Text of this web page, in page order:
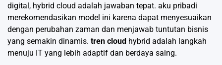
digital, hybrid cloud adalah jawaban tepat. aku pribadi
merekomendasikan model ini karena dapat menyesuaikan
dengan perubahan zaman dan menjawab tuntutan bisnis
yang semakin dinamis. tren cloud hybrid adalah langkah
menuju IT yang lebih adaptif dan berdaya saing.